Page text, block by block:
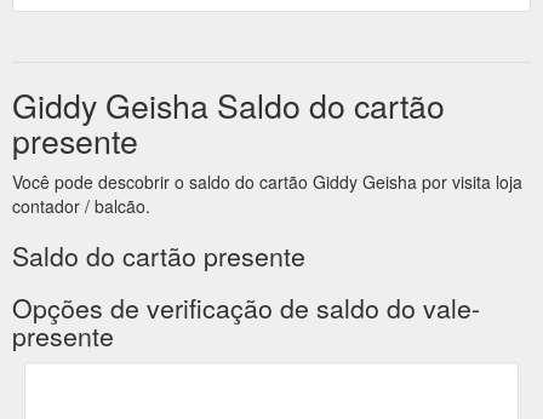
Giddy Geisha Saldo do cartão
presente
Você pode descobrir o saldo do cartão Giddy Geisha por visita loja
contador / balcão.
Saldo do cartão presente
Opções de verificação de saldo do vale-
presente